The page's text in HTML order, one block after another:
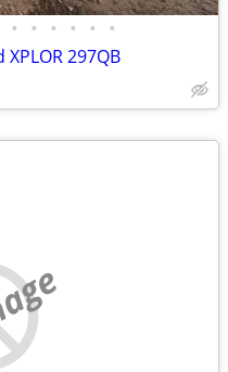
• • • • • •
297QB